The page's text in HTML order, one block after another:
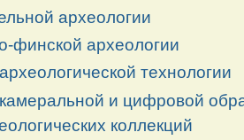
археологии
финской археологии
технологии
и цифровой
коллекций